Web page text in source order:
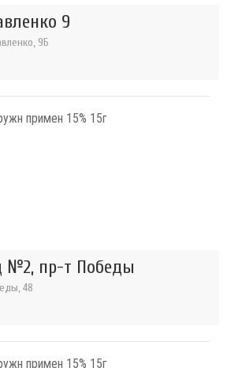
9
9Б
примен 15% 15г
№2, пр-т Победы
48
примен 15% 15г